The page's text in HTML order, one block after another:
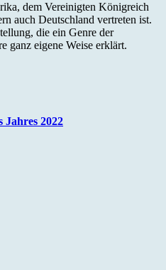
dem Vereinigten Königreich
auch Deutschland vertreten ist.
die ein Genre der
ganz eigene Weise erklärt.
Jahres 2022